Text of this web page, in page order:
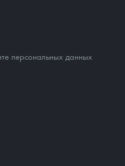
персональных данных